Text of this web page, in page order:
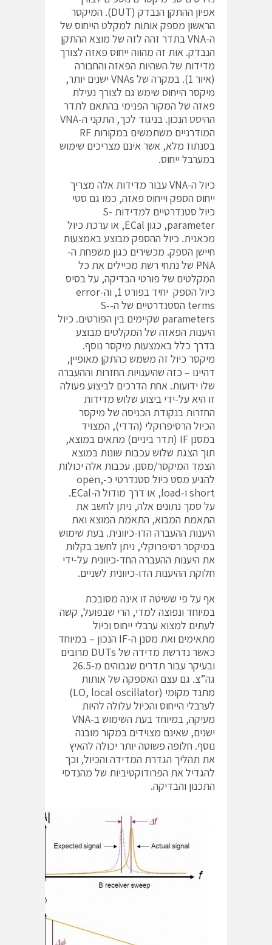
אפיון ההתקן הנבדק (DUT). המיקסר
הראשון מספק אותות למקלט הייחוס של
ה-VNA בתדר זהה לזה של מוצא ההתקן
הנבדק. אות זה מהווה ייחוס פאזה לצורך
מדידות של השהיות הפאזה והחבורה
(איור 1). במקרה של VNAs ישנים יותר,
מיקסר הייחוס שימש גם לצורך נעילת
פאזה של המקור הפנימי בהתאם לתדר
ההיסט הנכון. בניגוד לכך, התקני ה-VNA
המודרניים משתמשים במקורות RF
בסנתוז מלא, אשר אינם מצריכים שימוש
במערבל ייחוס.
כיול ה-VNA עבור מדידות אלה מצריך
ייחוס הספק וייחוס פאזה, כמו גם סטי
כיול סטנדרטיים למדידות S-
parameter, כגון ECal, או ערכת כיול
מכאנית. כיול ההספק מבוצע באמצעות
חיישן הספק. מכשירים כגון משפחת ה-
PNA של נתחי רשת מכיילים את כל
המקלטים של פורטי הבדיקה, על בסיס
כיול הספק יחיד בפורט 1, וה-error
terms הסטנדרטיים של ה-S-
parameters שקיימים בין הפורטים. כיול
היענות הפאזה של המקלטים מבוצע
בדרך כלל באמצעות מיקסר נוסף.
מיקסר כיול זה משמש כהתקן מאופיין,
דהיינו – כזה שהיענויות החזרות וההעברה
שלו ידועות. אחת הדרכים לביצוע פעולה
זו היא על-ידי ביצוע שלוש מדידות
החזרות בנקודת הכניסה של מיקסר
הכיול הרסיפרוקלי (הדדי), המצויד
במסנן IF (תדר ביניים) מתאים במוצא,
תוך הצגת שלוש עכבות שונות במוצא
הצמד המיקסר/מסנן. עכבות אלה יכולות
להגיע מסט כיול סטנדרטי כ-open,
short ו-load, או דרך מודול ה-ECal.
על סמך נתונים אלה, ניתן לחשב את
התאמת המבוא, התאמת המוצא ואת
היענות ההעברה הדו-כיוונית. בעת שימוש
במיקסר רסיפרוקלי, ניתן לחשב בקלות
את היענות ההעברה החד-כיוונית על-ידי
חלוקת ההיענות הדו-כיוונית לשניים.
אף על פי ששיטה זו אינה מסובכת
במיוחד ונפוצה למדי, הרי שבפועל, קשה
לעתים למצוא ערבלי ייחוס וכיול
מתאימים ואת מסנן ה-IF הנכון – במיוחד
כאשר נדרשת מדידה של DUTs מרובים
ובעיקר עבור תדרים שגבוהים מ-26.5
גה”צ. גם עצם האספקה של אותות
מתנד מקומי (LO, local oscillator)
לערבלי הייחוס והכיול עלולה להיות
מעיקה, במיוחד בעת השימוש ב-VNA
ישנים, שאינם מצוידים במקור מובנה
נוסף. חלופה פשוטה יותר יכולה להאיץ
את תהליך הגדרת המדידה והכיול, וכך
להגדיל את הפרודוקטיביות של מהנדסי
התכנון והבדיקה.